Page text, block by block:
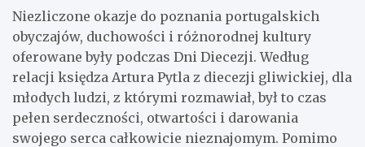
Niezliczone okazje do poznania portugalskich
obyczajów, duchowości i różnorodnej kultury
oferowane były podczas Dni Diecezji. Według
relacji księdza Artura Pytla z diecezji gliwickiej, dla
młodych ludzi, z którymi rozmawiał, był to czas
pełen serdeczności, otwartości i darowania
swojego serca całkowicie nieznajomym. Pomimo